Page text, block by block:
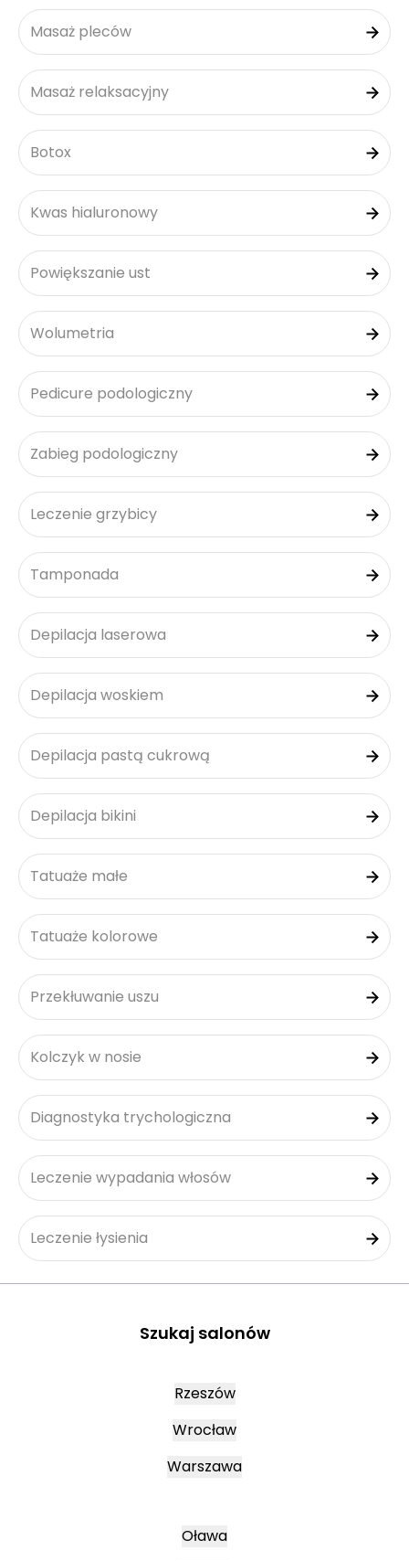
Masaż pleców
Masaż relaksacyjny
Botox
Kwas hialuronowy
Powiększanie ust
Wolumetria
Pedicure podologiczny
Zabieg podologiczny
Leczenie grzybicy
Tamponada
Depilacja laserowa
Depilacja woskiem
Depilacja pastą cukrową
Depilacja bikini
Tatuaże małe
Tatuaże kolorowe
Przekłuwanie uszu
Kolczyk w nosie
Diagnostyka trychologiczna
Leczenie wypadania włosów
Leczenie łysienia
Szukaj salonów
Rzeszów
Wrocław
Warszawa
Oława